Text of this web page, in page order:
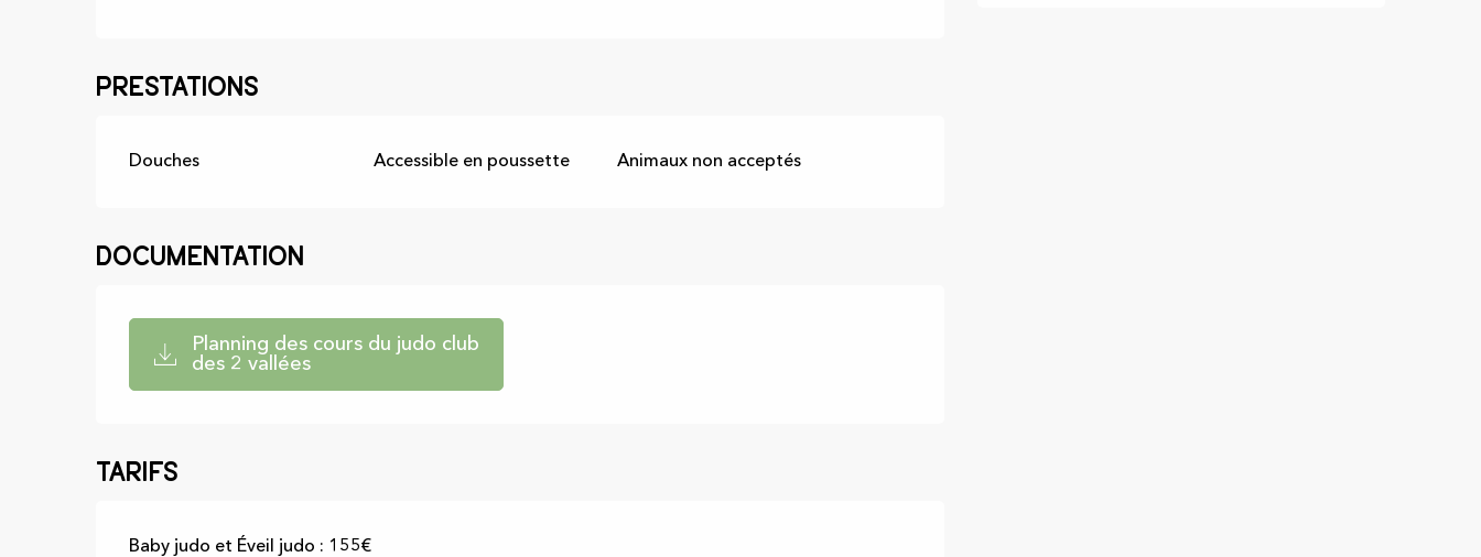
Prestations
Douches Accessible en poussette Animaux non acceptés
Documentation
Planning des cours du judo club
des 2 vallées
Tarifs
Baby judo et Éveil judo : 155€